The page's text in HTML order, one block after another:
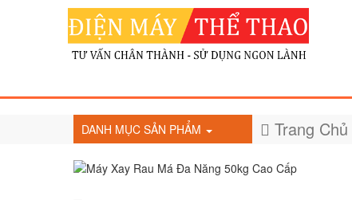
DANH MỤC SẢN PHẨM Trang Chủ